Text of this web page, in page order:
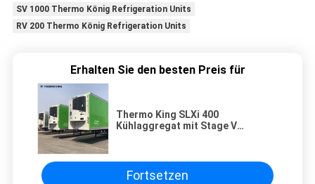
SV 1000 Thermo König Refrigeration Units
RV 200 Thermo König Refrigeration Units
Erhalten Sie den besten Preis für
Thermo King SLXi 400
Kühlaggregat mit Stage V
Fuß Container
Fortsetzen